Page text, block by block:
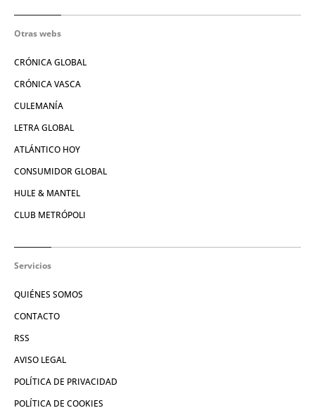
Otras webs
CRÓNICA GLOBAL
CRÓNICA VASCA
CULEMANÍA
LETRA GLOBAL
ATLÁNTICO HOY
CONSUMIDOR GLOBAL
HULE & MANTEL
CLUB METRÓPOLI
Servicios
QUIÉNES SOMOS
CONTACTO
RSS
AVISO LEGAL
POLÍTICA DE PRIVACIDAD
POLÍTICA DE COOKIES